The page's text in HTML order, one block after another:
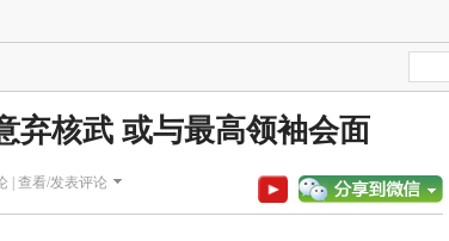
弃核武 或与最高领袖会面
| 查看/发表评论